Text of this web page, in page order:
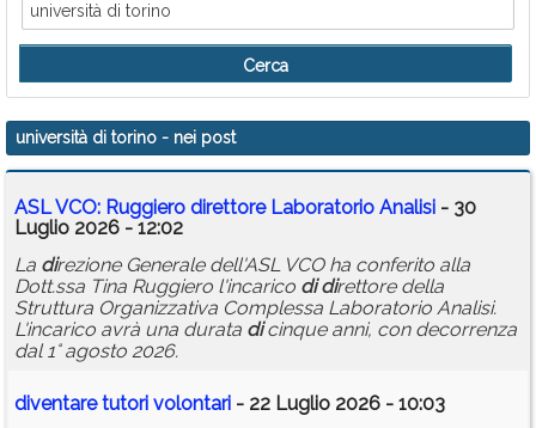
Eventi
Info Utili
Rubriche
Calendario
Annunci
università di torino - nei post
ASL VCO: Ruggiero direttore Laboratorio Analisi - 30
Luglio 2026 - 12:02
La direzione Generale dell'ASL VCO ha conferito alla
Dott.ssa Tina Ruggiero l'incarico di direttore della
Struttura Organizzativa Complessa Laboratorio Analisi.
L'incarico avrà una durata dicinque anni, con decorrenza
dal 1° agosto 2026.
diventare tutori volontari - 22 Luglio 2026 - 10:03